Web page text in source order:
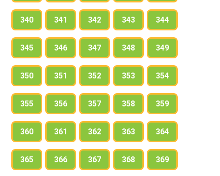
340 341 342 343 344
345 346 347 348 349
350 351 352 353 354
355 356 357 358 359
360 361 362 363 364
365 366 367 368 369